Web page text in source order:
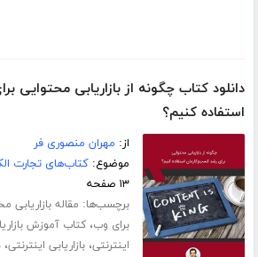
دانلود کتاب چگونه از بازاریابی محتوایی
استفاده کنیم؟
از: مهران منصوری فر
موضوع:کتاب‌های تجارت
۱۳ صفحه
برچسب‌ها: مقاله بازاریابی
برای وب،کتاب آموزش
اینترنتی،بازاریابی اینترنتی،